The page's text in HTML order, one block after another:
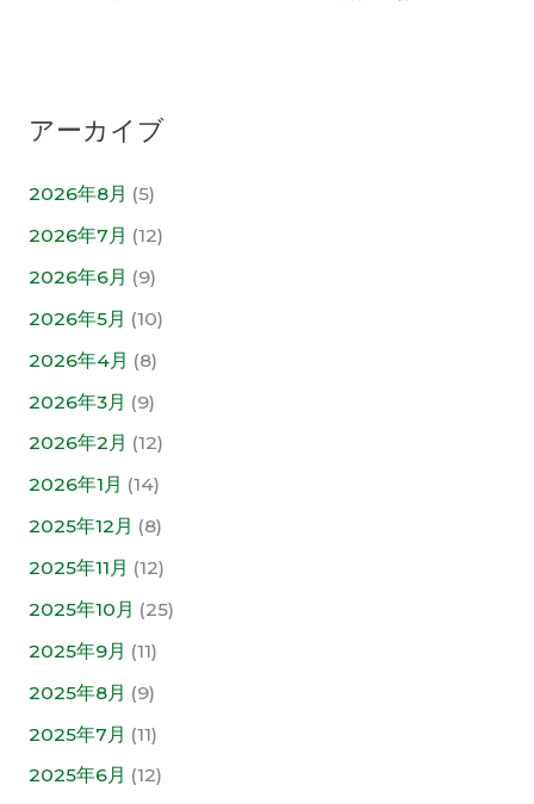
アーカイブ
2026年8月 (5)
2026年7月 (12)
2026年6月 (9)
2026年5月 (10)
2026年4月 (8)
2026年3月 (9)
2026年2月 (12)
2026年1月 (14)
2025年12月 (8)
2025年11月 (12)
2025年10月 (25)
2025年9月 (11)
2025年8月 (9)
2025年7月 (11)
2025年6月 (12)